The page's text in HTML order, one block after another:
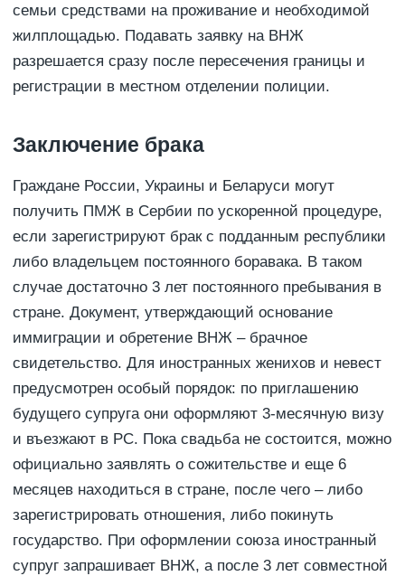
семьи средствами на проживание и необходимой
жилплощадью. Подавать заявку на ВНЖ
разрешается сразу после пересечения границы и
регистрации в местном отделении полиции.
Заключение брака
Граждане России, Украины и Беларуси могут
получить ПМЖ в Сербии по ускоренной процедуре,
если зарегистрируют брак с подданным республики
либо владельцем постоянного боравака. В таком
случае достаточно 3 лет постоянного пребывания в
стране. Документ, утверждающий основание
иммиграции и обретение ВНЖ – брачное
свидетельство. Для иностранных женихов и невест
предусмотрен особый порядок: по приглашению
будущего супруга они оформляют 3-месячную визу
и въезжают в РС. Пока свадьба не состоится, можно
официально заявлять о сожительстве и еще 6
месяцев находиться в стране, после чего – либо
зарегистрировать отношения, либо покинуть
государство. При оформлении союза иностранный
супруг запрашивает ВНЖ, а после 3 лет совместной